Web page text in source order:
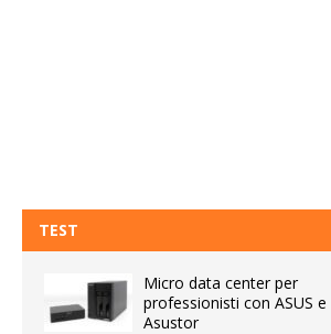
TEST
Micro data center per
professionisti con ASUS e
Asustor